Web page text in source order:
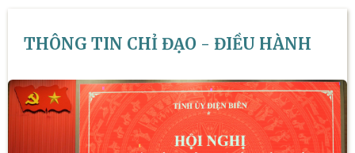
THÔNG TIN CHỈ ĐẠO - ĐIỀU HÀNH